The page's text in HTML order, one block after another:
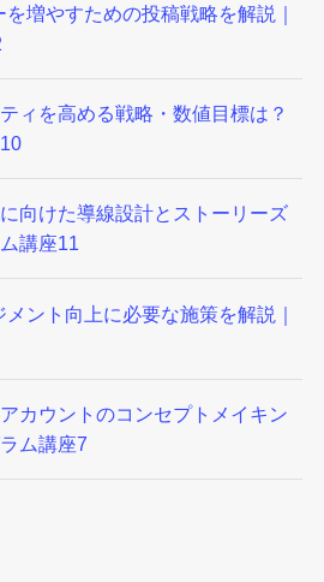
増やすための投稿戦略を解説｜
ィを高める戦略・数値目標は？
向けた導線設計とストーリーズ
講座11
ント向上に必要な施策を解説｜
カウントのコンセプトメイキン
ム講座7